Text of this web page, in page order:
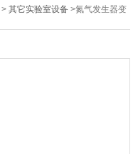
>其它实验室设备 >氮气发生器变